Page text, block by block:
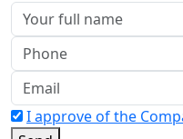
I approve of the